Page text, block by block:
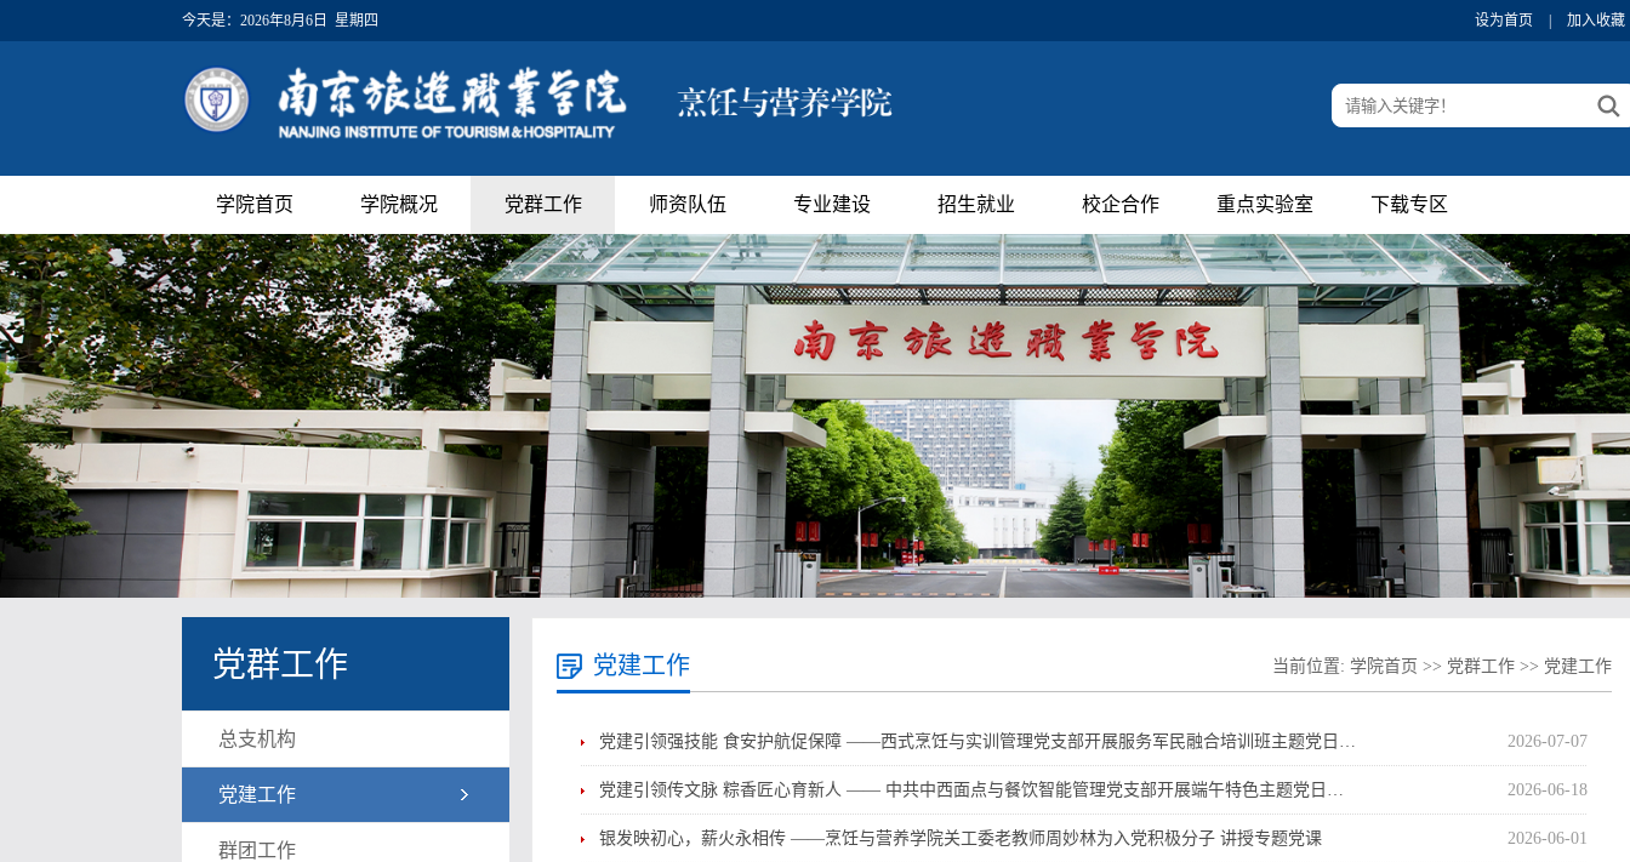
今天是： 2026年8月6日 星期四 设为首页 加入收藏
学院首页 学院概况 党群工作 师资队伍 专业建设 招生就业 校企合作 重点实验室 下载专区
党群工作
总支机构
党建工作
群团工作
党建工作 当前位置: 学院首页 >> 党群工作 >> 党建工作
党建引领强技能 食安护航促保障 ——西式烹饪与实训管理党支部开展服务军民融合培训班主题党日… 2026-07-07
党建引领传文脉 粽香匠心育新人 —— 中共中西面点与餐饮智能管理党支部开展端午特色主题党日… 2026-06-18
银发映初心，薪火永相传 ——烹饪与营养学院关工委老教师周妙林为入党积极分子 讲授专题党课 2026-06-01